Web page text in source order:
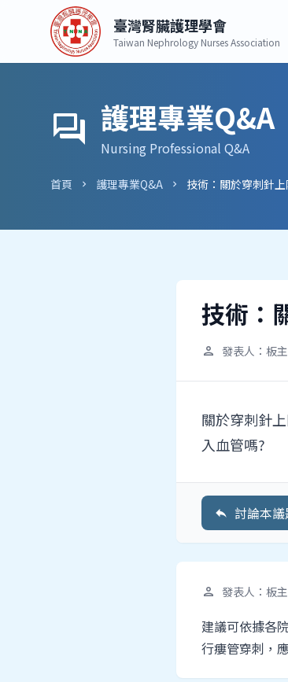
臺灣腎臟護理學會
Taiwan Nephrology Nurses Association
forum 護理專業Q&A
Nursing Professional Q&A
首頁 chevron_right 護理專業Q&A chevron_right 技術：關於穿刺針
技術：
person 發表人：板主
關於穿刺針
入血管嗎?
reply 討論本
person 發表人：板主
建議可依據各
行瘻管穿刺，